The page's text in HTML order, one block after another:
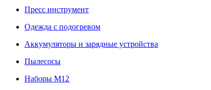
Пресс инструмент
Одежда с подогревом
Аккумуляторы и зарядные устройства
Пылесосы
Наборы М12